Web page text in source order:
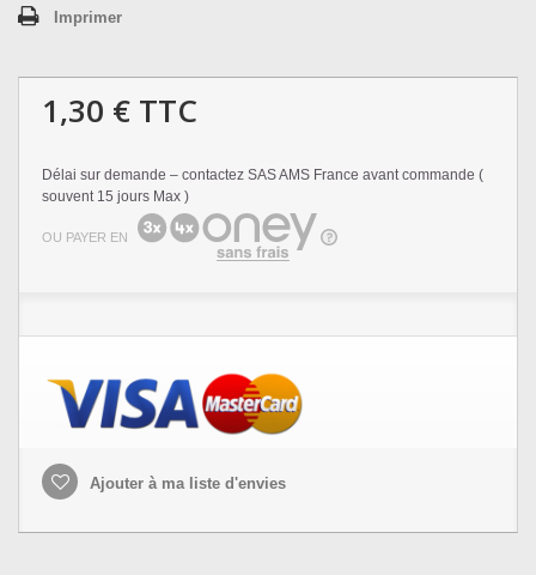
Imprimer
1,30 € TTC
Délai sur demande – contactez SAS AMS France avant commande (
souvent 15 jours Max )
OU PAYER EN
Ajouter à ma liste d'envies